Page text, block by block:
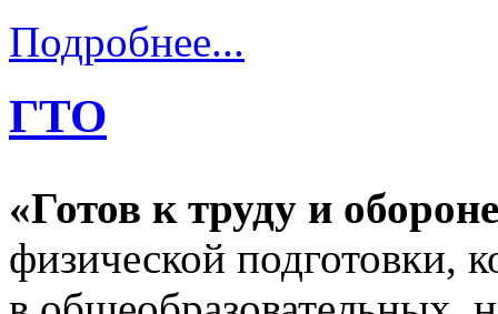
Подробнее...
ГТО
«Готов к труду и
физической подготовки,